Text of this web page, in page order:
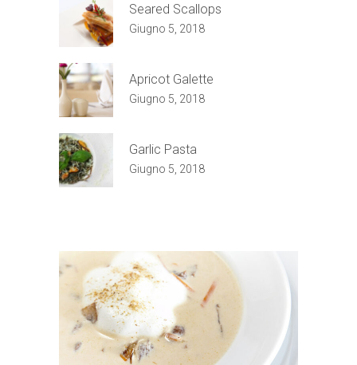
Seared Scallops
Giugno 5, 2018
Apricot Galette
Giugno 5, 2018
Garlic Pasta
Giugno 5, 2018